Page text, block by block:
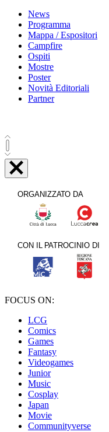
News
Programma
Mappa / Espositori
Campfire
Ospiti
Mostre
Poster
Novità Editoriali
Partner
FOCUS ON:
LCG
Comics
Games
Fantasy
Videogames
Junior
Music
Cosplay
Japan
Movie
Communityverse